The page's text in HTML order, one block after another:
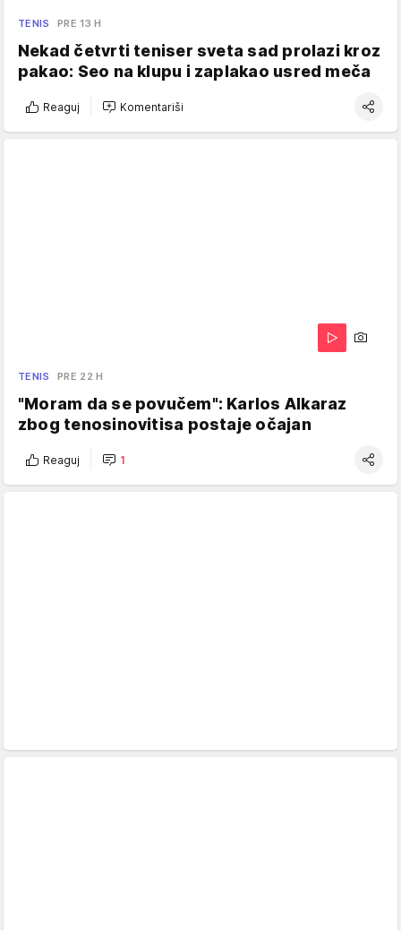
TENIS PRE 13 H
Nekad četvrti teniser sveta sad prolazi kroz
pakao: Seo na klupu i zaplakao usred meča
Reaguj Komentariši
TENIS PRE 22 H
"Moram da se povučem": Karlos Alkaraz
zbog tenosinovitisa postaje očajan
Reaguj 1